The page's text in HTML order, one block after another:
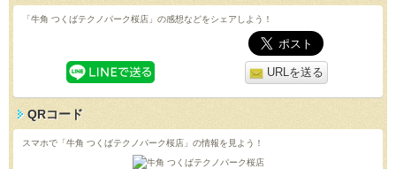
「牛角 つくばテクノパーク桜店」の感想などをシェアしよう！
URLを送る
QRコード
スマホで「牛角 つくばテクノパーク桜店」の情報を見よう！